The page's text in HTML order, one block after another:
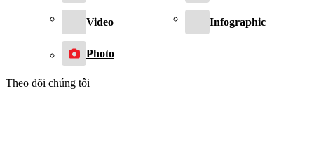
Video Infographic
Photo
Theo dõi chúng tôi